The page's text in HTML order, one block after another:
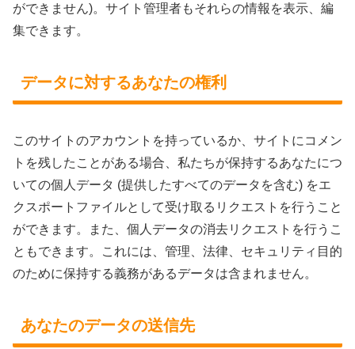
ができません)。サイト管理者もそれらの情報を表示、編
集できます。
データに対するあなたの権利
このサイトのアカウントを持っているか、サイトにコメン
トを残したことがある場合、私たちが保持するあなたにつ
いての個人データ (提供したすべてのデータを含む) をエ
クスポートファイルとして受け取るリクエストを行うこと
ができます。また、個人データの消去リクエストを行うこ
ともできます。これには、管理、法律、セキュリティ目的
のために保持する義務があるデータは含まれません。
あなたのデータの送信先